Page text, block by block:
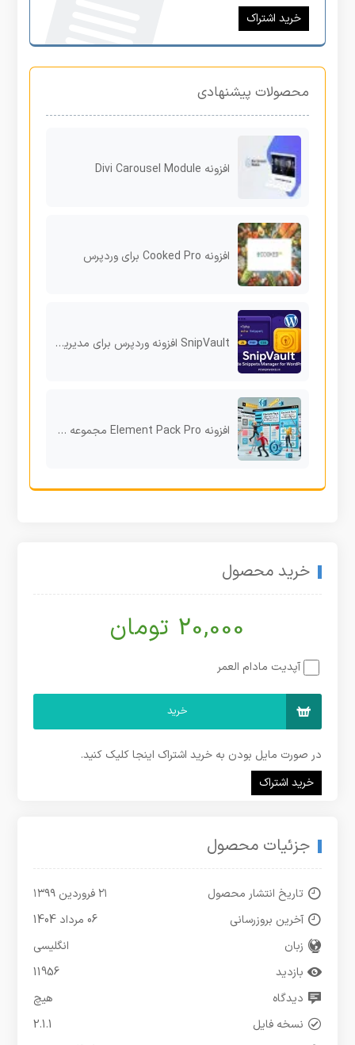
خرید اشتراک
محصولات پیشنهادی
افزونه Divi Carousel Module
افزونه Cooked Pro برای وردپرس
SnipVault افزونه وردپرس برای مدیریت و ذخیره اسنیپت‌های کد
افزونه Element Pack Pro مجموعه ویجت‌های حرفه‌ای برای المنتور
خرید محصول
20,000 تومان
آپدیت مادام العمر
خرید
در صورت مایل بودن به خرید اشتراک اینجا کلیک کنید.
خرید اشتراک
جزئیات محصول
تاریخ انتشار محصول
۲۱ فروردین ۱۳۹۹
آخرین بروزرسانی
06 مرداد 1404
زبان
انگلیسی
بازدید
11956
دیدگاه
هیچ
نسخه فایل
2.1.1